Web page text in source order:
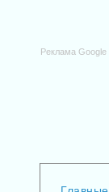
Реклама Google